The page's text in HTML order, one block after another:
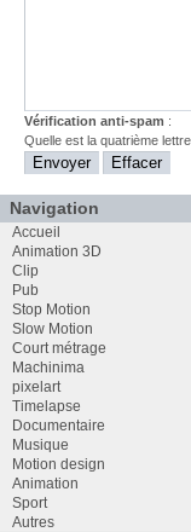
Vérification anti-spam :
Quelle est laquatrième
Navigation
Accueil
Animation 3D
Clip
Pub
Stop Motion
Slow Motion
Court métrage
Machinima
pixelart
Timelapse
Documentaire
Musique
Motion design
Animation
Sport
Autres